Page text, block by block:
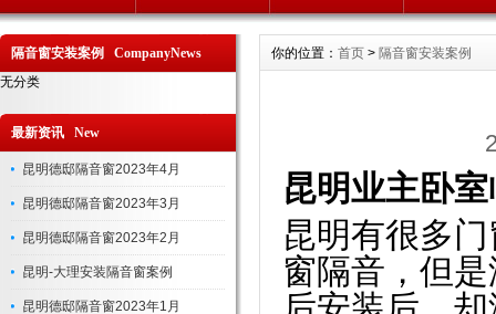
隔音窗安装案例 CompanyNews
无分类
最新资讯 New
昆明德邸隔音窗2023年4月
昆明德邸隔音窗2023年3月
昆明德邸隔音窗2023年2月
昆明-大理安装隔音窗案例
昆明德邸隔音窗2023年1月
你的位置： 首页 > 隔音窗安装案例
昆明业主卧
昆明有很多
窗隔音，但